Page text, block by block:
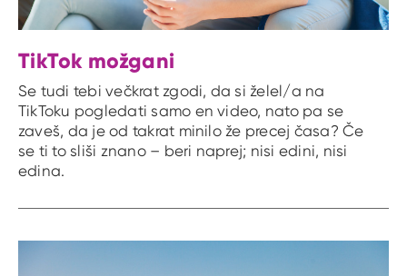
TikTok možgani
Se tudi tebi večkrat zgodi, da si želel/a na
TikToku pogledati samo en video, nato pa se
zaveš, da je od takrat minilo že precej časa? Če
se ti to sliši znano – beri naprej; nisi edini, nisi
edina.